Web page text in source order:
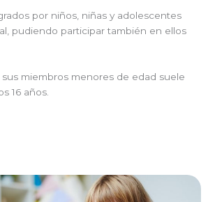
por niños, niñas y adolescentes
pudiendo participar también en ellos
miembros menores de edad suele
16 años.